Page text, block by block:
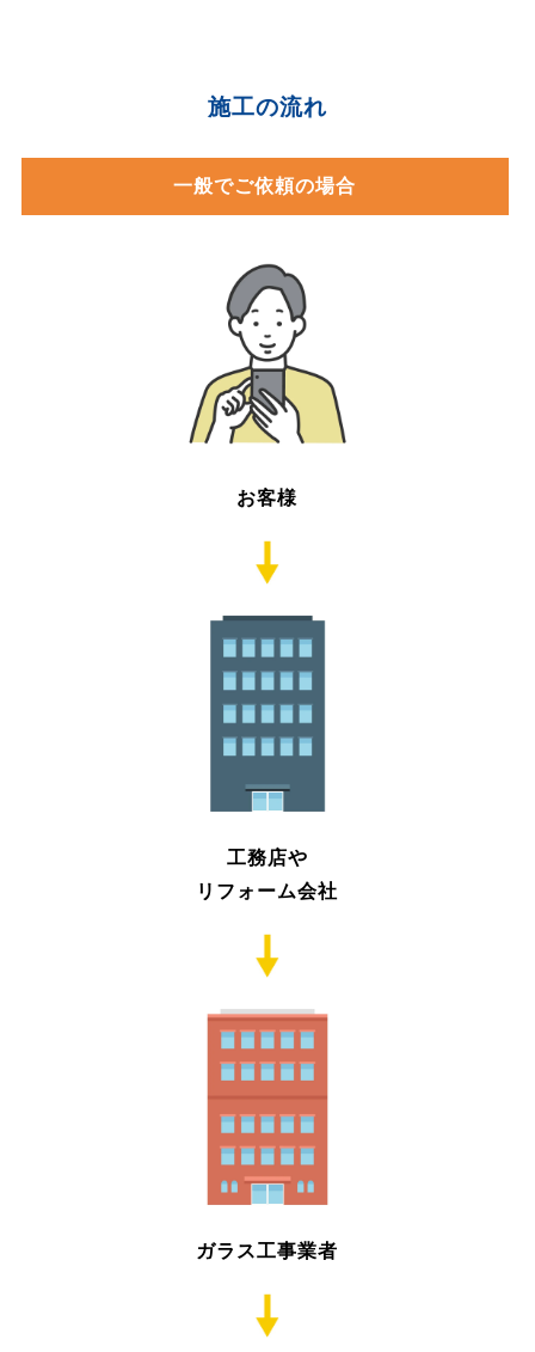
施工の流れ
一般でご依頼の場合
お客様
工務店や
リフォーム会社
ガラス工事業者